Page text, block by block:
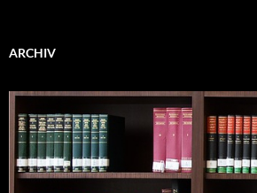
ARCHIV